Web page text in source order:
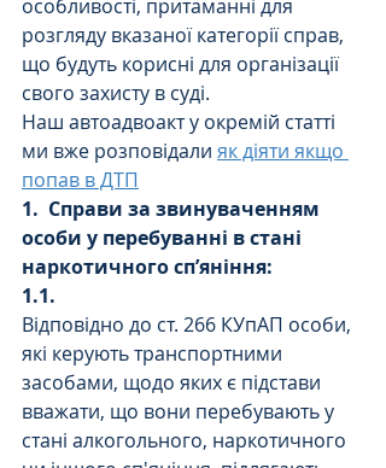
особливості, притаманні для
розгляду вказаної категорії справ,
що будуть корисні для організації
свого захисту в суді.
Наш автоадвоакт у окремій статті
ми вже розповідали як діяти якщо
попав в ДТП
1. Справи за звинуваченням
особи у перебуванні в стані
наркотичного сп’яніння:
1.1.
Відповідно до ст. 266 КУпАП особи,
які керують транспортними
засобами, щодо яких є підстави
вважати, що вони перебувають у
стані алкогольного, наркотичного